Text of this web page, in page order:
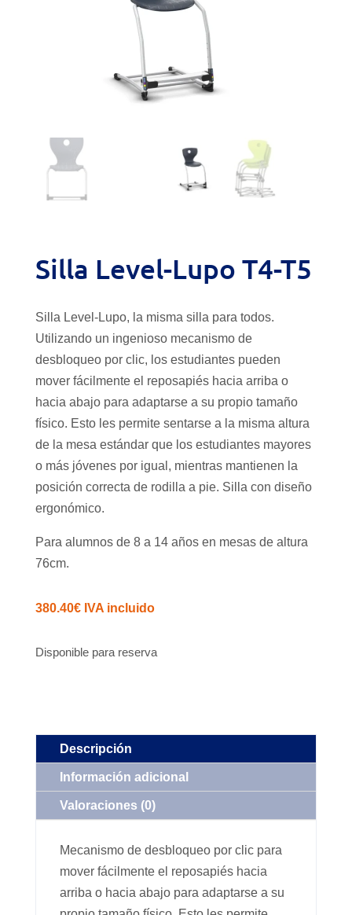
Silla Level-Lupo T4-T5
Silla Level-Lupo, la misma silla para todos.
Utilizando un ingenioso mecanismo de
desbloqueo por clic, los estudiantes pueden
mover fácilmente el reposapiés hacia arriba o
hacia abajo para adaptarse a su propio tamaño
físico. Esto les permite sentarse a la misma altura
de la mesa estándar que los estudiantes mayores
o más jóvenes por igual, mientras mantienen la
posición correcta de rodilla a pie. Silla con diseño
ergonómico.
Para alumnos de 8 a 14 años en mesas de altura
76cm.
380.40€ IVA incluido
Disponible para reserva
Descripción
Información adicional
Valoraciones (0)
Mecanismo de desbloqueo por clic para
mover fácilmente el reposapiés hacia
arriba o hacia abajo para adaptarse a su